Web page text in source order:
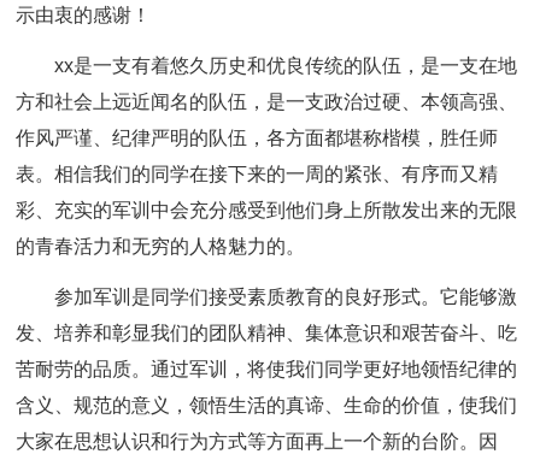
示由衷的感谢！
xx是一支有着悠久历史和优良传统的队伍，是一支在地
方和社会上远近闻名的队伍，是一支政治过硬、本领高强、
作风严谨、纪律严明的队伍，各方面都堪称楷模，胜任师
表。相信我们的同学在接下来的一周的紧张、有序而又精
彩、充实的军训中会充分感受到他们身上所散发出来的无限
的青春活力和无穷的人格魅力的。
参加军训是同学们接受素质教育的良好形式。它能够激
发、培养和彰显我们的团队精神、集体意识和艰苦奋斗、吃
苦耐劳的品质。通过军训，将使我们同学更好地领悟纪律的
含义、规范的意义，领悟生活的真谛、生命的价值，使我们
大家在思想认识和行为方式等方面再上一个新的台阶。因